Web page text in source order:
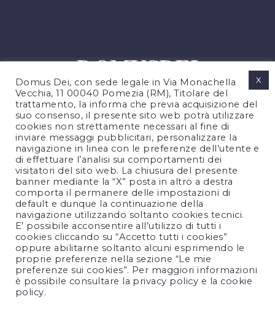
PRIVACY POLICY
COOKIES POLICY
LEGAL NOTES
CONTACTS
FOLLOW US
Domus Dei, con sede legale in Via Monachella
Vecchia, 11 00040 Pomezia (RM), Titolare del
trattamento, la informa che previa acquisizione del
suo consenso, il presente sito web potrà utilizzare
cookies non strettamente necessari al fine di
inviare messaggi pubblicitari, personalizzare la
navigazione in linea con le preferenze dell’utente e
di effettuare l’analisi sui comportamenti dei
visitatori del sito web. La chiusura del presente
banner mediante la “X” posta in altro a destra
comporta il permanere delle impostazioni di
default e dunque la continuazione della
navigazione utilizzando soltanto cookies tecnici.
E’ possibile acconsentire all’utilizzo di tutti i
cookies cliccando su “Accetto tutti i cookies”
oppure abilitarne soltanto alcuni esprimendo le
proprie preferenze nella sezione “Le mie
preferenze sui cookies”. Per maggiori informazioni
è possibile consultare la privacy policy e la cookie
policy.
X